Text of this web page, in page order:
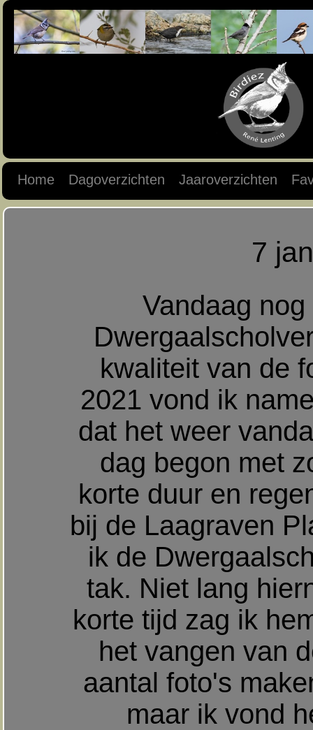
Home Dagoverzichten Jaaroverzichten
7
Vandaag
kwaliteit van de
2021 vond ik
dat het weer
dag begon met
korte duur en
bij de Laagraven
ik de
tak. Niet lang
korte tijd zag ik
het vangen van
aantal foto's
maar ik vond